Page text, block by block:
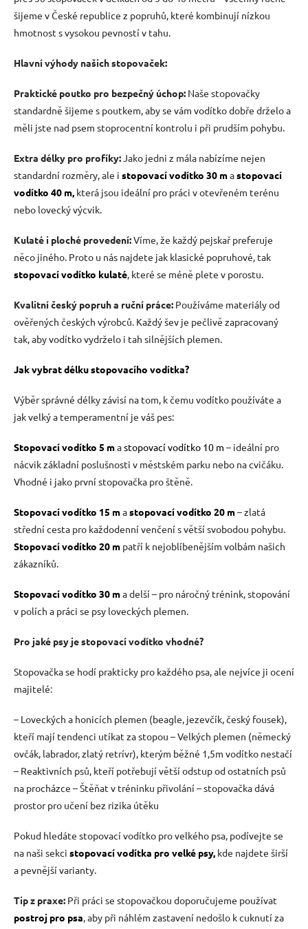
ý
p
i
u
šijeme v České republice z popruhů, které kombinují nízkou
hmotnost s vysokou pevností v tahu.
Hlavní výhody našich stopovaček:
Praktické poutko pro bezpečný úchop: Naše stopovačky
standardně šijeme s poutkem, aby se vám vodítko dobře drželo a
měli jste nad psem stoprocentní kontrolu i při prudším pohybu.
Extra délky pro profíky:Jako jedni z mála nabízíme nejen
standardní rozměry, ale i stopovací vodítko 30 mastopovací
vodítko 40 m, která jsou ideální pro práci v otevřeném terénu
nebo lovecký výcvik.
Kulaté i ploché provedení:Víme, že každý pejskař preferuje
něco jiného. Proto u nás najdete jak klasické popruhové, tak
stopovací vodítko kulaté, které se méně plete v porostu.
Kvalitní český popruh a ruční práce: Používáme materiály od
ověřených českých výrobců. Každý šev je pečlivě zapracovaný
tak, aby vodítko vydrželo i tah silnějších plemen.
Jak vybrat délku stopovacího vodítka?
Výběr správné délky závisí na tom, k čemu vodítko používáte a
jak velký a temperamentní je váš pes:
Stopovací vodítko 5 mastopovací vodítko 10 m – ideální pro
nácvik základní poslušnosti v městském parku nebo na cvičáku.
Vhodné i jako první stopovačka pro štěně.
Stopovací vodítko 15 mastopovací vodítko 20 m– zlatá
střední cesta pro každodenní venčení s větší svobodou pohybu.
Stopovací vodítko 20 m patří k nejoblíbenějším volbám našich
zákazníků.
Stopovací vodítko 30 ma delší – pro náročný trénink, stopování
v polích a práci se psy loveckých plemen.
Pro jaké psy je stopovací vodítko vhodné?
Stopovačka se hodí prakticky pro každého psa, ale nejvíce ji ocení
majitelé:
– Loveckých a honicích plemen (beagle, jezevčík, český fousek),
kteří mají tendenci utíkat za stopou – Velkých plemen (německý
ovčák, labrador, zlatý retrívr), kterým běžné 1,5m vodítko nestačí
– Reaktivních psů, kteří potřebují větší odstup od ostatních psů
na procházce – Štěňat v tréninku přivolání – stopovačka dává
prostor pro učení bez rizika útěku
Pokud hledáte stopovací vodítko pro velkého psa, podívejte se
na naši sekci stopovací vodítka pro velké psy, kde najdete širší
a pevnější varianty.
Tip z praxe: Při práci se stopovačkou doporučujeme používat
postroj pro psa, aby při náhlém zastavení nedošlo k cuknutí za